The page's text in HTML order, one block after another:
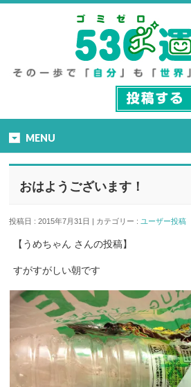
MENU
おはようございます！
投稿日 : 2015年7月31日 | カテゴリー :ユーザー投稿
【うめちゃん さんの投稿】
すがすがしい朝です